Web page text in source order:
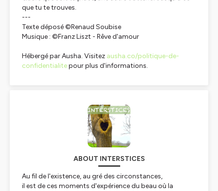
que tu te trouves.
---
Texte déposé ©Renaud Soubise
Musique : ©Franz Liszt - Rêve d'amour
Hébergé par Ausha. Visitez ausha.co/politique-de-
confidentialitepour plus d'informations.
ABOUT INTERSTICES
Au fil de l'existence, au gré des circonstances,
il est de ces moments d'expérience du beau où la